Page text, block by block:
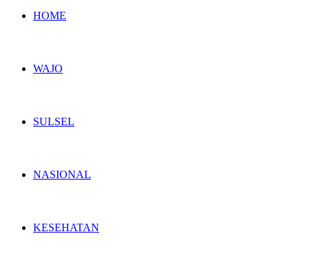
HOME
WAJO
SULSEL
NASIONAL
KESEHATAN